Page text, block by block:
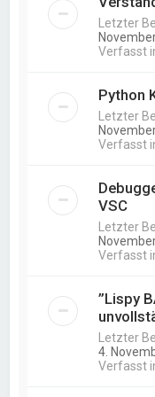
Letzter
Verfasst
Python
Letzter
Verfasst
VSC
Letzter
Verfasst
”Lispy
Letzter
4.
Verfasst